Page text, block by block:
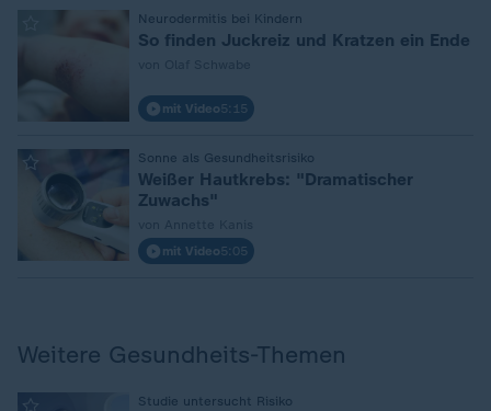
Neurodermitis bei Kindern
So finden Juckreiz und Kratzen ein Ende
mit Video5:15
Sonne als Gesundheitsrisiko
Weißer Hautkrebs: "Dramatischer
Zuwachs"
mit Video5:05
Weitere Gesundheits-Themen
Studie untersucht Risiko